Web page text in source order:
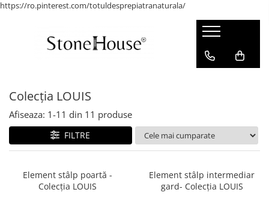
https://ro.pinterest.com/totuldesprepiatranaturala/
Mobilier
Mese dinning
Corpuri de mobilier cu sertar
Rafturi și biblioteci din piatră
naturală
Mobilier office din piatră naturală
Căzi din piatră naturală
Garduri
Panouri de gard
Stâlpi de gard
Colecții
Colecția EMPIRE
Colecția GEORGIO
Colecția LINEO
Colecția PALMYRE
Colecția QADRA
Colecția LOUIS
Afiseaza: 1-11 din 11 produse
FILTRE
Element stâlp poartă -
Colecția LOUIS
Element stâlp intermediar
gard- Colecția LOUIS